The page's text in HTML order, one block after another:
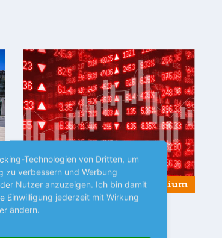
Premium
STRATEGIE
Technologien von Dritten, um
zu verbessern und Werbung
Nutzer anzuzeigen. Ich bin damit
Einwilligung jederzeit mit Wirkung
ändern.